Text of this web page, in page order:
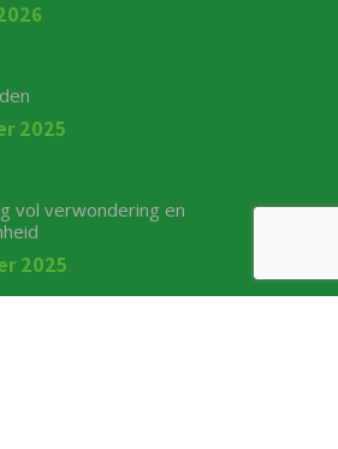
2025
vol verwondering en
2025